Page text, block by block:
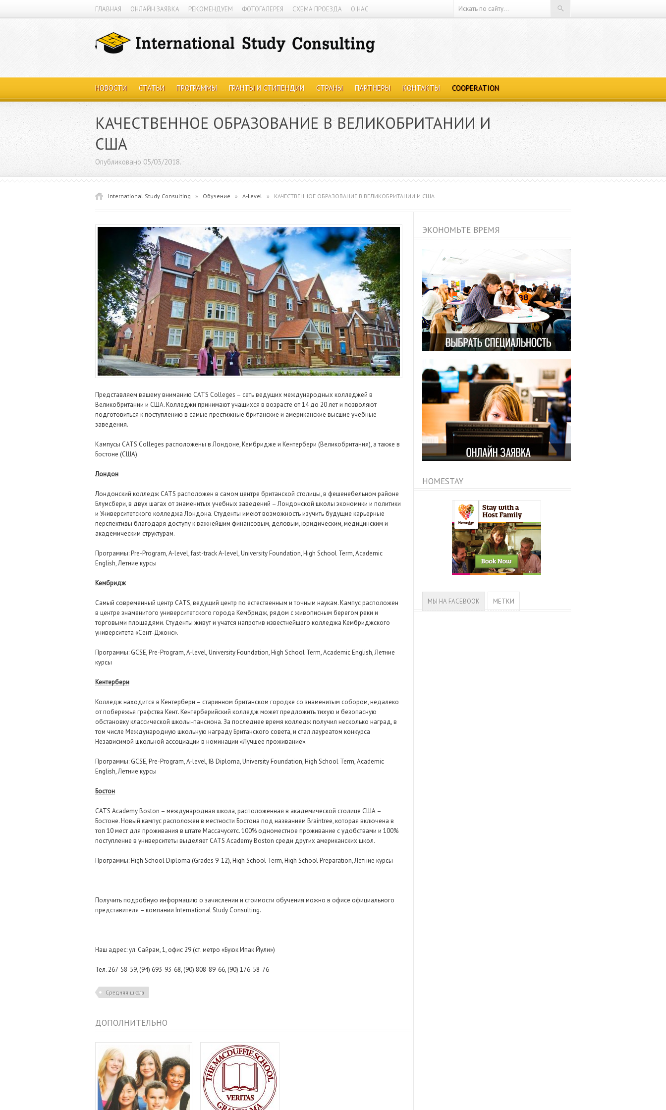
ГЛАВНАЯ ОНЛАЙН ЗАЯВКА РЕКОМЕНДУЕМ ФОТОГАЛЕРЕЯ СХЕМА ПРОЕЗДА О НАС
НОВОСТИ СТАТЬИ ПРОГРАММЫ ГРАНТЫ И СТИПЕНДИИ СТРАНЫ ПАРТНЕРЫ КОНТАКТЫ COOPERATION
КАЧЕСТВЕННОЕ ОБРАЗОВАНИЕ В ВЕЛИКОБРИТАНИИ И
США
Опубликовано 05/03/2018.
International Study Consulting » Обучение » A-Level » КАЧЕСТВЕННОЕ ОБРАЗОВАНИЕ В ВЕЛИКОБРИТАНИИ И США
Представляем вашему вниманию CATS Colleges – сеть ведущих международных колледжей в
Великобритании и США. Колледжи принимают учащихся в возрасте от 14 до 20 лет и позволяют
подготовиться к поступлению в самые престижные британские и американские высшие учебные
заведения.
Кампусы CATS Colleges расположены в Лондоне, Кембридже и Кентербери (Великобритания), а также в
Бостоне (США).
Лондон
Лондонский колледж CATS расположен в самом центре британской столицы, в фешенебельном районе
Блумсбери, в двух шагах от знаменитых учебных заведений – Лондонской школы экономики и политики
и Университетского колледжа Лондона. Студенты имеют возможность изучить будущие карьерные
перспективы благодаря доступу к важнейшим финансовым, деловым, юридическим, медицинским и
академическим структурам.
Программы: Pre-Program, A-level, fast-track A-level, University Foundation, High School Term, Academic
English, Летние курсы
Кембридж
Самый современный центр CATS, ведущий центр по естественным и точным наукам. Кампус расположен
в центре знаменитого университетского города Кембридж, рядом с живописным берегом реки и
торговыми площадями. Студенты живут и учатся напротив известнейшего колледжа Кембриджского
университета «Сент-Джонс».
Программы: GCSE, Pre-Program, A-level, University Foundation, High School Term, Academic English, Летние
курсы
Кентербери
Колледж находится в Кентербери – старинном британском городке со знаменитым собором, недалеко
от побережья графства Кент. Кентерберийский колледж может предложить тихую и безопасную
обстановку классической школы-пансиона. За последнее время колледж получил несколько наград, в
том числе Международную школьную награду Британского совета, и стал лауреатом конкурса
Независимой школьной ассоциации в номинации «Лучшее проживание».
Программы: GCSE, Pre-Program, A-level, IB Diploma, University Foundation, High School Term, Academic
English, Летние курсы
Бостон
CATS Academy Boston – международная школа, расположенная в академической столице США –
Бостоне. Новый кампус расположен в местности Бостона под названием Braintree, которая включена в
топ 10 мест для проживания в штате Массачусетс. 100% одноместное проживание с удобствами и 100%
поступление в университеты выделяет CATS Academy Boston среди других американских школ.
Программы: High School Diploma (Grades 9-12), High School Term, High School Preparation, Летние курсы
Получить подробную информацию о зачислении и стоимости обучения можно в офисе официального
представителя – компании International Study Consulting.
Наш адрес: ул. Сайрам, 1, офис 29 (ст. метро «Буюк Ипак Йули»)
Тел. 267-58-59, (94) 693-93-68, (90) 808-89-66, (90) 176-58-76
Средняя школа
ДОПОЛНИТЕЛЬНО
ЭКОНОМЬТЕ ВРЕМЯ
HOMESTAY
МЫ НА FACEBOOK МЕТКИ